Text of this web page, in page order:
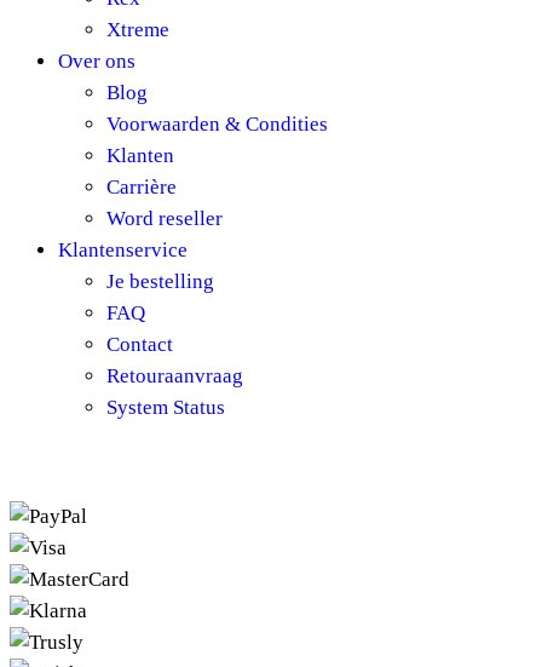
Xtreme
Over ons
Blog
Voorwaarden & Condities
Klanten
Carrière
Word reseller
Klantenservice
Je bestelling
FAQ
Contact
Retouraanvraag
System Status